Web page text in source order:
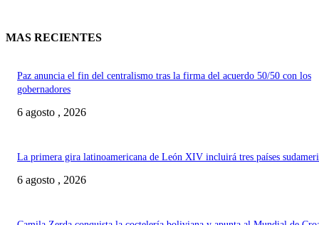
MAS RECIENTES
Paz anuncia el fin del centralismo tras la firma del acuerdo 50/50 con los
gobernadores
6 agosto , 2026
La primera gira latinoamericana de León XIV incluirá tres países
6 agosto , 2026